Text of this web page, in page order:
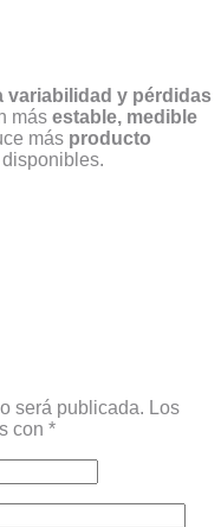
variabilidad y pérdidas
más estable, medible
más producto
será publicada. Los
con *